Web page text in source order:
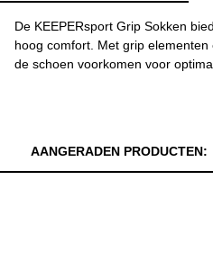
De KEEPERsport Grip Sokken
hoog comfort. Met grip
de schoen voorkomen voor
AANGERADEN PRODUCTEN: